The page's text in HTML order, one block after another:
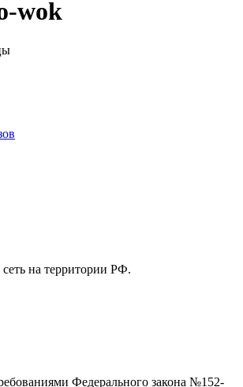
wok
на территории РФ.
Федерального закона №152-